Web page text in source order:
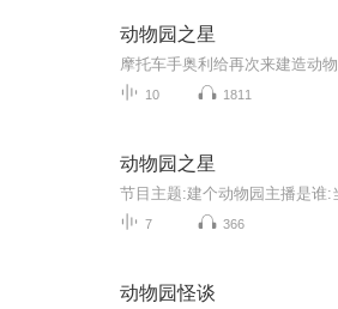
动物园之星
10 1811
动物园之星
7 366
动物园怪谈